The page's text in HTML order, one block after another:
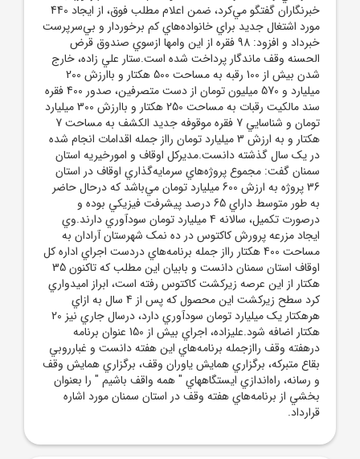
خبرنگاران گفتگو مي‌کرد، ضمن اعلام مطلب فوق، از ايجاد 440
مورد اشتغال جديد براي خانواده‌هاي کم برخوردار و بي‌سرپرست
خبرداد و افزود: 98 فقره از اين وامها ازسوي صندوق قرض
الحسنه وقف ماندگار پرداخت شده است.ستار علي زاده، خارج
شدن بيش از 100 رقبه به مساحت 500 هکتار و باارزش 200
ميليارد و 570 ميليون تومان از دست متصرفين، صدور 400 فقره
سند مالکيت رقبات به مساحت 250 هکتار و باارزش 300 ميليارد
تومان و شناسايي 7 فقره موقوفه جديد الکشف به مساحت 7
هکتار و به ارزش 3 ميليارد تومان رااز جمله اقدامات انجام شده
در يک سال گذشته دانست.مديرکل اوقاف و امورخيريه استان
سمنان گفت: مجموع پروژه‌هاي سرمايه‌گذاري اوقاف در استان
36 پروژه به ارزش 600 ميليارد تومان مي‌باشد که درحال حاضر
به طور متوسط داراي 65 درصد پيشرفت فيزيکي بوده و
درصورت تکميل، سالانه 4 ميليارد تومان سودآوري دارند.وي
ايجاد مزرعه پرورش کاکتوس در ده نمک شهرستان آرادان به
مساحت 400 هکتار رااز جمله برنامه‌هاي دردست اجراي اداره کل
اوقاف استان سمنان دانست و بابيان اين مطلب که تاکنون 35
هکتار از اين عرصه زيرکشت کاکتوس رفته است، ابراز اميدواري
کرد سطح زيرکشت اين محصول که پس از 4 سال به ازاي
هرهکتار يک ميليارد تومان سودآوري دارد، درسال جاري نيز 20
هکتار اضافه شود.عليزاده، اجراي بيش از 150 عنوان برنامه
درهفته وقف راازجمله برنامه‌هاي اين هفته دانست و غبارروبي
بقاع متبرکه، برگزاري همايش ياوران وقف، برگزاري همايش وقف
و رسانه، راه‌اندازي ايستگاههاي " همه واقف باشيم " را بعنوان
بخشي از برنامه‌هاي هفته وقف در استان سمنان مورد اشاره
قرارداد.